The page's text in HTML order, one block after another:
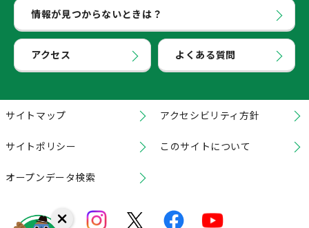
情報が見つからないときは？
アクセス よくある質問
サイトマップ アクセシビリティ方針
サイトポリシー このサイトについて
オープンデータ検索